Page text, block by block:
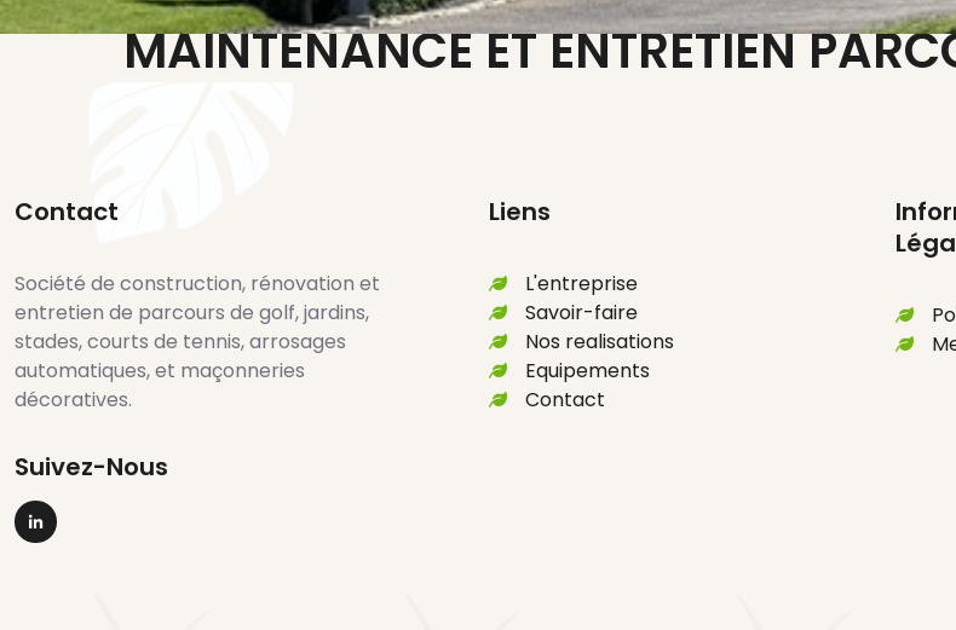
MAINTENANCE ET ENTRETIEN
Vous souhaitez plus
Maintenance Et
Entretien Terrain De Foot
Agadir
Realisation Parcours De
Golfs Agadir
Contact
Société de construction, rénovation et
entretien de parcours de golf, jardins,
stades, courts de tennis, arrosages
automatiques, et maçonneries
décoratives.
Suivez-Nous
Suivez-nous sur Linkedin
Liens
L'entreprise
Savoir-faire
Nos realisations
Equipements
Contact